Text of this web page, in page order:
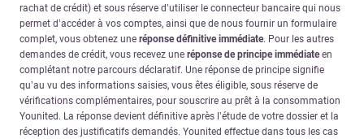
rachat de crédit) et sous réserve d’utiliser le connecteur bancaire qui nous
permet d’accéder à vos comptes, ainsi que de nous fournir un formulaire
complet, vous obtenez une réponse définitive immédiate. Pour les autres
demandes de crédit, vous recevez une réponse de principe immédiateen
complétant notre parcours déclaratif. Une réponse de principe signifie
qu’au vu des informations saisies, vous êtes éligible, sous réserve de
vérifications complémentaires, pour souscrire au prêt à la consommation
Younited. La réponse devient définitive après l’étude de votre dossier et la
réception des justificatifs demandés. Younited effectue dans tous les cas